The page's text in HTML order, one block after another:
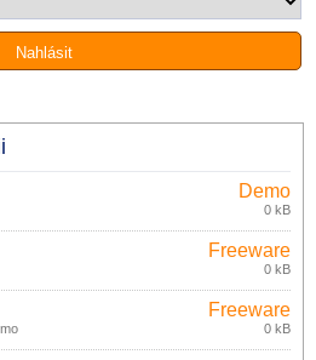
Demo
0 kB
Freeware
0 kB
Freeware
0 kB